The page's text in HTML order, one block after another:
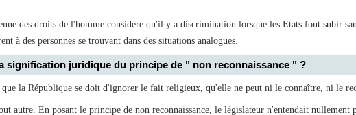
des droits de l'homme considère qu'il y a discrimination lorsque les Etats font subir
à des personnes se trouvant dans des situations analogues.
signification juridique du principe de " non reconnaissance " ?
la République se doit d'ignorer le fait religieux, qu'elle ne peut ni le connaître, ni le
autre. En posant le principe de non reconnaissance, le législateur n'entendait